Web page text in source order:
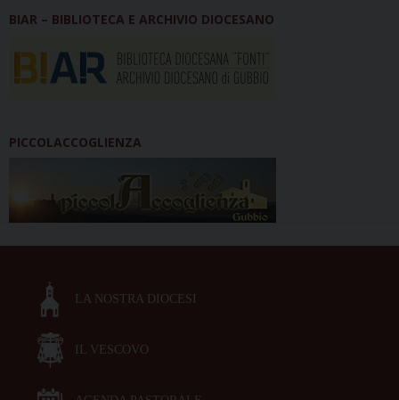
BIAR – BIBLIOTECA E ARCHIVIO DIOCESANO
PICCOLACCOGLIENZA
LA NOSTRA DIOCESI
IL VESCOVO